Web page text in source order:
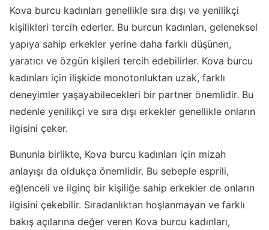
Kova burcu kadınları genellikle sıra dışı ve yenilikçi
kişilikleri tercih ederler. Bu burcun kadınları, geleneksel
yapıya sahip erkekler yerine daha farklı düşünen,
yaratıcı ve özgün kişileri tercih edebilirler. Kova burcu
kadınları için ilişkide monotonluktan uzak, farklı
deneyimler yaşayabilecekleri bir partner önemlidir. Bu
nedenle yenilikçi ve sıra dışı erkekler genellikle onların
ilgisini çeker.
Bununla birlikte, Kova burcu kadınları için mizah
anlayışı da oldukça önemlidir. Bu sebeple esprili,
eğlenceli ve ilginç bir kişiliğe sahip erkekler de onların
ilgisini çekebilir. Sıradanlıktan hoşlanmayan ve farklı
bakış açılarına değer veren Kova burcu kadınları,